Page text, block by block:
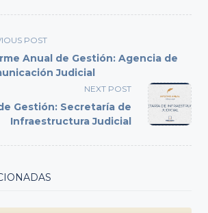
POST
Anual de Gestión: Agencia de
Judicial
NEXT POST
Gestión: Secretaría de
Infraestructura Judicial